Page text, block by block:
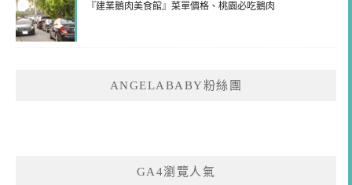
『建業鵝肉美食館』菜單價格、桃園必吃鵝肉
ANGELABABY粉絲團
GA4瀏覽人氣